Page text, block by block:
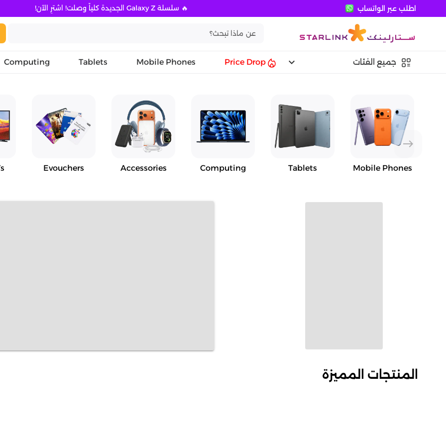
اطلب عبر الواتساب 🔥 سلسلة Galaxy Z الجديدة كلياً وصلت! اشترِ الآن!
جميع الفئات keyboard_arrow_down
Price Drop
Mobile Phones
Tablets
Computing
east
Mobile Phones
Tablets
Computing
Accessories
Evouchers
المنتجات المميزة